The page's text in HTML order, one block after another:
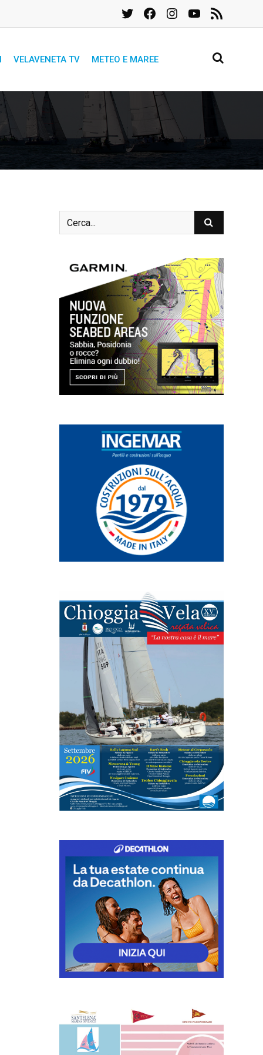
TwitterFacebookInstagramYouTube
Feed
RSS
VELAVENETA TV METEO E MAREE